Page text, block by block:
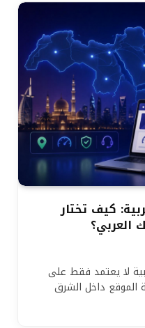
كيف تختار
لا يعتمد فقط على
الموقع داخل الشرق